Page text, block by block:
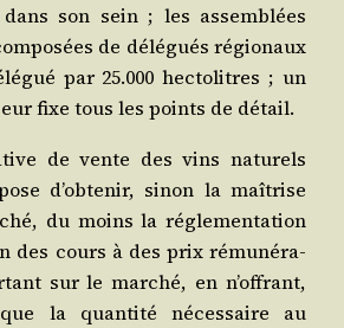
son sein ; les assem­blées
de délé­gués régio­naux
par 25.000 hec­to­litres ; un
fixe tous les points de détail.
de vente des vins natu­rels
d’obtenir, sinon la maî­trise
du moins la régle­men­ta­tion
des cours à des prix rému­né­ra­
sur le mar­ché, en n’offrant,
la quan­ti­té néces­saire au